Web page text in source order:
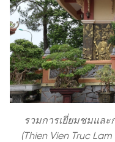
รวมการเยี่ยมชมแล
(Thien Vien Truc